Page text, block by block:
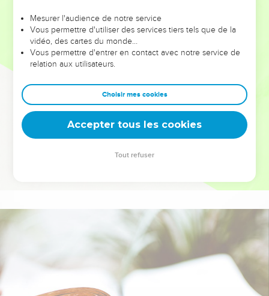
leur foi ou leur vision. Mais on voit moins les doutes, les erreurs
et les saisons difficiles qu'ils ont traversés, alors même que ce
sont elles qui les ont façonnés.
Dans cette conférence, leaders, entrepreneurs, et responsables
clés pour avancer avec plus de sagesse afin que leurs erreurs
deviennent vos tremplins. Que vous guidiez un ministère, une
équipe, un groupe ou une famille, leur expérience est faite
Mesurer l'audience de notre service
Vous permettre d'utiliser des services tiers tels que de la
vidéo, des cartes du monde…
Vous permettre d'entrer en contact avec notre service de
relation aux utilisateurs.
Choisir mes cookies
Accepter tous les cookies
Tout refuser